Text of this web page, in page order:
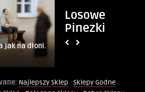
Losowe
Pinezki
jak na dłoni.
Najlepszy Sklep : Sklepy Godne